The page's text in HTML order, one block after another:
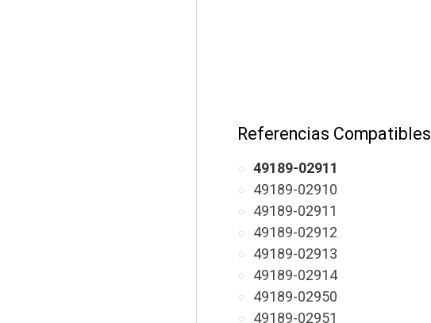
Referencias Compatibles
49189-02911
49189-02910
49189-02911
49189-02912
49189-02913
49189-02914
49189-02950
49189-02951